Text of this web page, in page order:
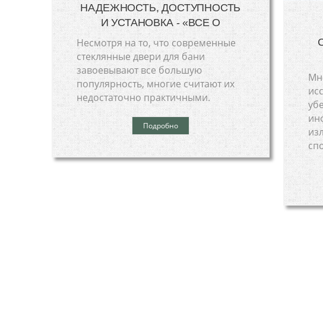
НАДЕЖНОСТЬ, ДОСТУПНОСТЬ
И УСТАНОВКА - «ВСЕ О
Несмотря на то, что современные
стеклянные двери для бани
завоевывают все большую
популярность, многие считают их
недостаточно практичными.
Подробно